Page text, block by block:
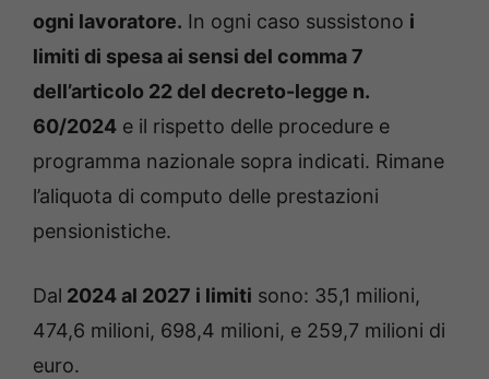
ogni lavoratore. In ogni caso sussistono i
limiti di spesa ai sensi del comma 7
dell’articolo 22 del decreto-legge n.
60/2024 e il rispetto delle procedure e
programma nazionale sopra indicati. Rimane
l’aliquota di computo delle prestazioni
pensionistiche.
Dal 2024 al 2027 i limiti sono: 35,1 milioni,
474,6 milioni, 698,4 milioni, e 259,7 milioni di
euro.